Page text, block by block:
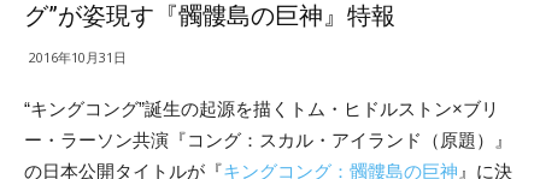
グ”が姿現す『髑髏島の巨神』特報
2016年10月31日
“キングコング”誕生の起源を描くトム・ヒドルストン×ブリ
ー・ラーソン共演『コング：スカル・アイランド（原題）』
の日本公開タイトルが『キングコング：髑髏島の巨神 』に決